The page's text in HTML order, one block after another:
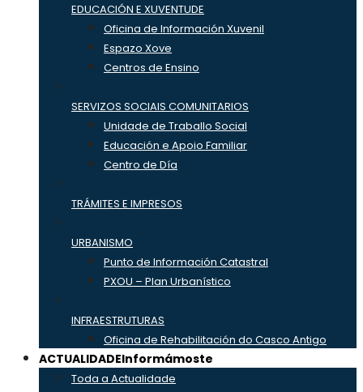
EDUCACIÓN E XUVENTUDE
Oficina de Información Xuvenil
Espazo Xove
Centros de Ensino
SERVIZOS SOCIAIS COMUNITARIOS
Unidade de Traballo Social
Educación e Apoio Familiar
Centro de Día
TRÁMITES E IMPRESOS
URBANISMO
Punto de Información Catastral
PXOU – Plan Urbanístico
INFRAESTRUTURAS
Oficina de Rehabilitación do Casco Antigo
ACTUALIDADEInformámoste
Toda a Actualidade